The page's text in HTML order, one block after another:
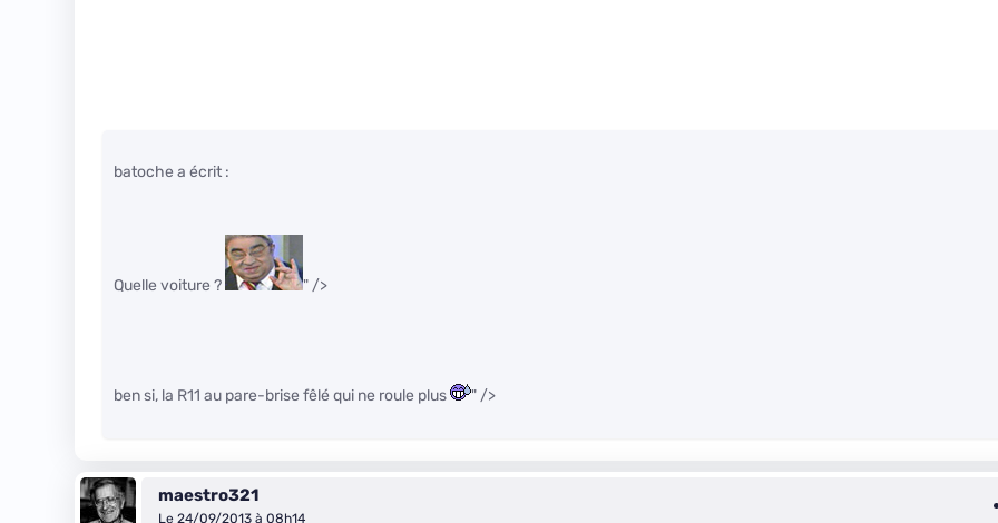
batoche a écrit :
Quelle voiture ? " />
ben si, la R11 au pare-brise fêlé qui ne roule plus " />
maestro321
Le 24/09/2013 à 08h14